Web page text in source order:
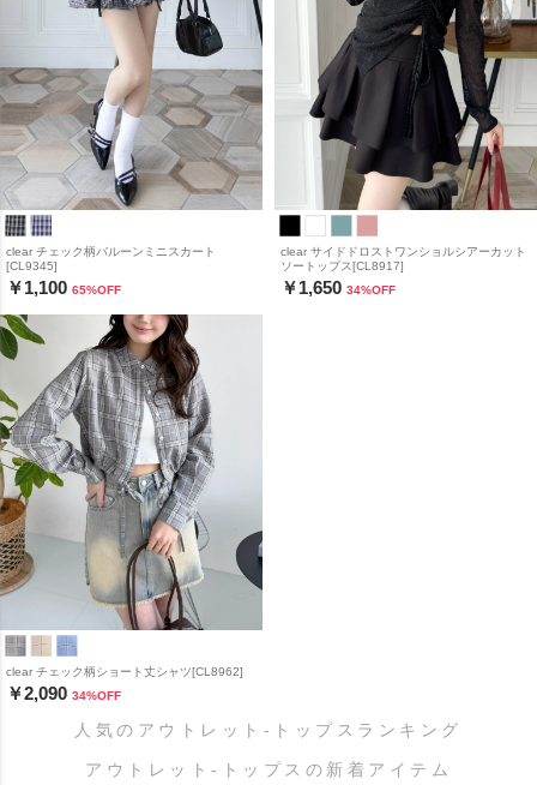
clear チェック柄バルーンミニスカート
[CL9345]
￥1,100 65%OFF
clear サイドドロストワンショルシアーカット
ソートップス[CL8917]
￥1,650 34%OFF
clear チェック柄ショート丈シャツ[CL8962]
￥2,090 34%OFF
人気のアウトレット-トップスランキング
アウトレット-トップスの新着アイテム